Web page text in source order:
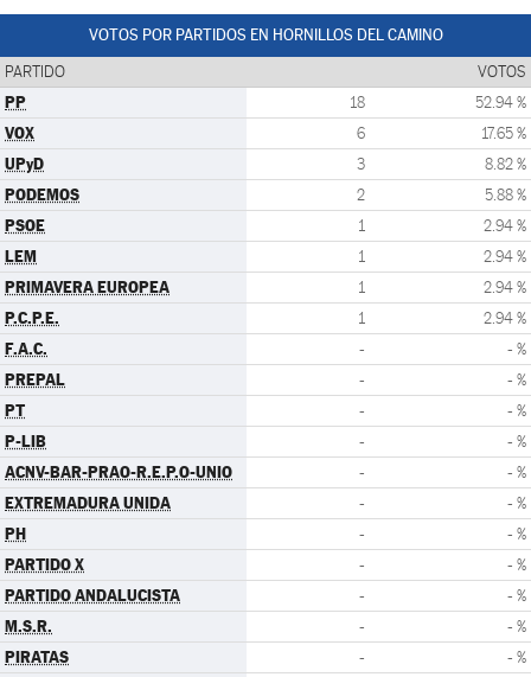
VOTOS POR PARTIDOS EN HORNILLOS DEL CAMINO
PARTIDO VOTOS
PP 18 52.94 %
VOX 6 17.65 %
UPyD 3 8.82 %
PODEMOS 2 5.88 %
PSOE 1 2.94 %
LEM 1 2.94 %
PRIMAVERA EUROPEA 1 2.94 %
P.C.P.E. 1 2.94 %
F.A.C. - - %
PREPAL - - %
PT - - %
P-LIB - - %
ACNV-BAR-PRAO-R.E.P.O-UNIO - - %
EXTREMADURA UNIDA - - %
PH - - %
PARTIDO X - - %
PARTIDO ANDALUCISTA - - %
M.S.R. - - %
PIRATAS - - %